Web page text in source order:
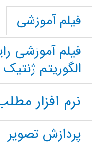
فیلم آموزشی
فیلم آموزشی
الگوریتم ژنتیک
نرم افزار
پردازش تصویر